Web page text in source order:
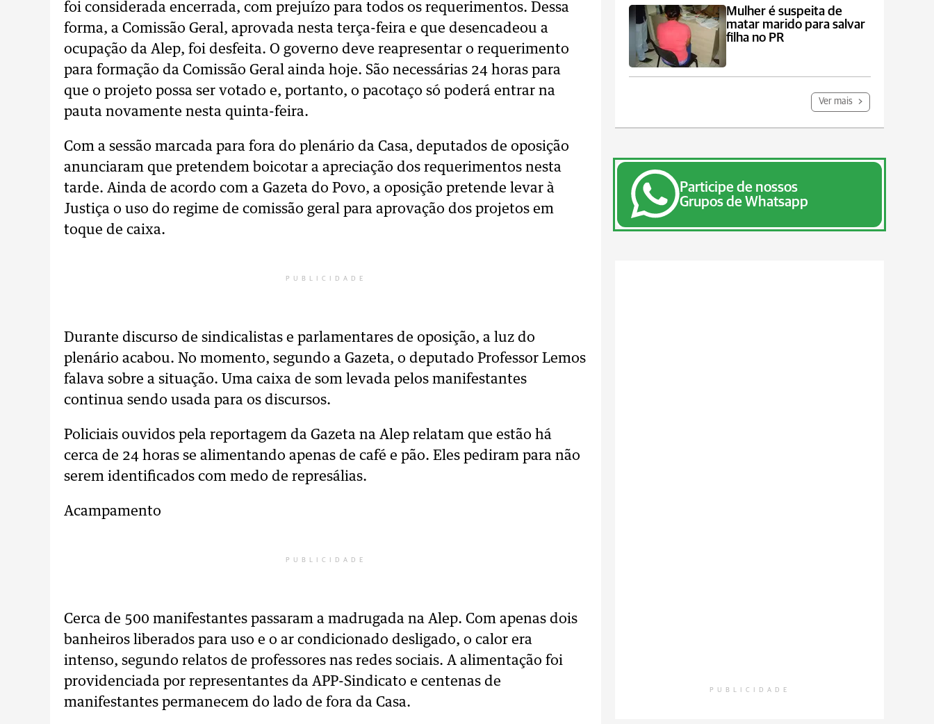
foi considerada encerrada, com prejuízo para todos os requerimentos. Dessa
forma, a Comissão Geral, aprovada nesta terça-feira e que desencadeou a
ocupação da Alep, foi desfeita. O governo deve reapresentar o requerimento
para formação da Comissão Geral ainda hoje. São necessárias 24 horas para
que o projeto possa ser votado e, portanto, o pacotaço só poderá entrar na
pauta novamente nesta quinta-feira.
Com a sessão marcada para fora do plenário da Casa, deputados de oposição
anunciaram que pretendem boicotar a apreciação dos requerimentos nesta
tarde. Ainda de acordo com a Gazeta do Povo, a oposição pretende levar à
Justiça o uso do regime de comissão geral para aprovação dos projetos em
toque de caixa.
PUBLICIDADE
Durante discurso de sindicalistas e parlamentares de oposição, a luz do
plenário acabou. No momento, segundo a Gazeta, o deputado Professor Lemos
falava sobre a situação. Uma caixa de som levada pelos manifestantes
continua sendo usada para os discursos.
Policiais ouvidos pela reportagem da Gazeta na Alep relatam que estão há
cerca de 24 horas se alimentando apenas de café e pão. Eles pediram para não
serem identificados com medo de represálias.
Acampamento
PUBLICIDADE
Cerca de 500 manifestantes passaram a madrugada na Alep. Com apenas dois
banheiros liberados para uso e o ar condicionado desligado, o calor era
intenso, segundo relatos de professores nas redes sociais. A alimentação foi
providenciada por representantes da APP-Sindicato e centenas de
manifestantes permanecem do lado de fora da Casa.
Mulher é suspeita de
matar marido para salvar
filha no PR
Ver mais
Participe de nossos
Grupos de Whatsapp
PUBLICIDADE